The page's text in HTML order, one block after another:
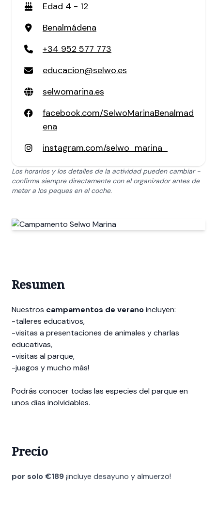
Edad 4 - 12
Benalmádena
+34 952 577 773
educacion@selwo.es
selwomarina.es
facebook.com/SelwoMarinaBenalmad
ena
instagram.com/selwo_marina_
Los horarios y los detalles de la actividad pueden cambiar -
confirma siempre directamente con el organizador antes de
meter a los peques en el coche.
Resumen
Nuestros campamentos de veranoincluyen:
-talleres educativos,
-visitas a presentaciones de animales y charlas
educativas,
-visitas al parque,
-juegos y mucho más!
Podrás conocer todas las especies del parque en
unos días inolvidables.
Precio
por solo €189¡incluye desayuno y almuerzo!